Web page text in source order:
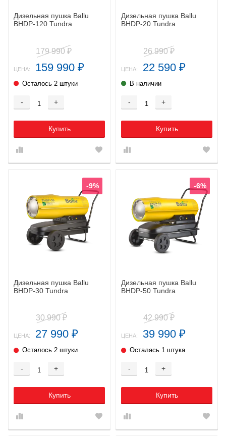
Дизельная пушка Ballu
BHDP-120 Tundra
179 990 ₽
ЦЕНА: 159 990 ₽
Осталось 2 штуки
- +
Купить
Дизельная пушка Ballu
BHDP-20 Tundra
26 990 ₽
ЦЕНА: 22 590 ₽
В наличии
- +
Купить
-9%
Дизельная пушка Ballu
BHDP-30 Tundra
30 990 ₽
ЦЕНА: 27 990 ₽
Осталось 2 штуки
- +
Купить
-6%
Дизельная пушка Ballu
BHDP-50 Tundra
42 990 ₽
ЦЕНА: 39 990 ₽
Осталась 1 штука
- +
Купить